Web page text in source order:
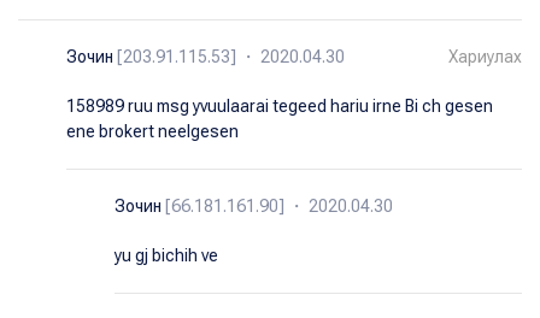
Зочин [203.91.115.53] ・ 2020.04.30 Хариулах
158989 ruu msg yvuulaarai tegeed hariu irne Bi ch gesen
ene brokert neelgesen
Зочин [66.181.161.90] ・ 2020.04.30
yu gj bichih ve